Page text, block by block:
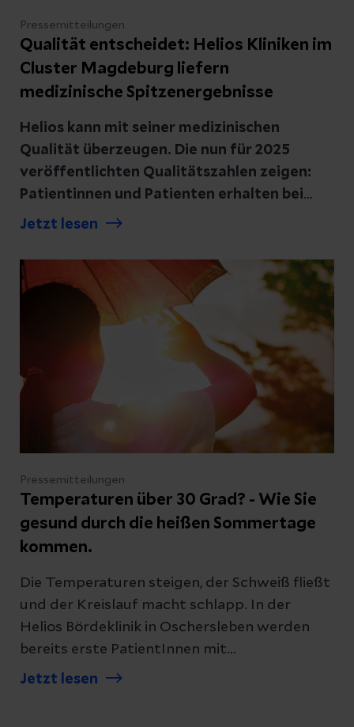
Pressemitteilungen
Qualität entscheidet: Helios Kliniken im
Cluster Magdeburg liefern
medizinische Spitzenergebnisse
Helios kann mit seiner medizinischen
Qualität überzeugen. Die nun für 2025
veröffentlichten Qualitätszahlen zeigen:
Patientinnen und Patienten erhalten bei
Helios eine Versorgung auf höchstem
Jetzt lesen
Pressemitteilungen
Temperaturen über 30 Grad? - Wie Sie
gesund durch die heißen Sommertage
kommen.
Die Temperaturen steigen, der Schweiß fließt
und der Kreislauf macht schlapp. In der
Helios Bördeklinik in Oschersleben werden
bereits erste PatientInnen mit
hitzebedingten Beschwerden eingeliefert. An
Jetzt lesen